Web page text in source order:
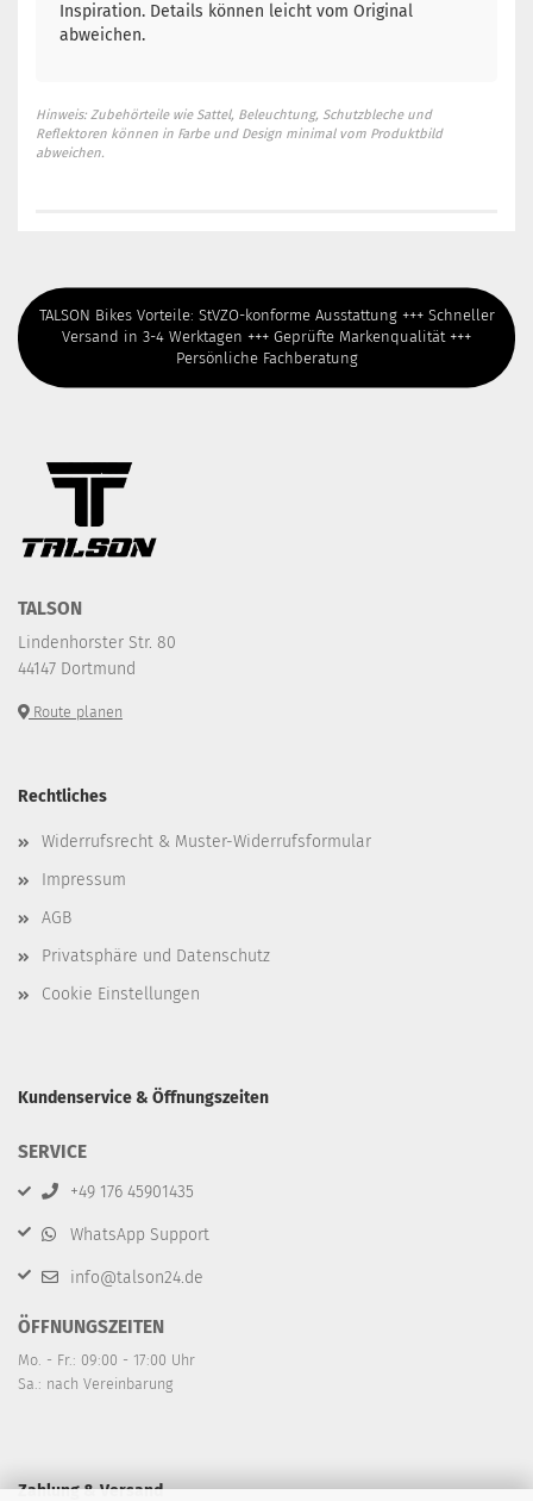
Inspiration. Details können leicht vom Original
abweichen.
Hinweis: Zubehörteile wie Sattel, Beleuchtung, Schutzbleche und
Reflektoren können in Farbe und Design minimal vom Produktbild
abweichen.
TALSON Bikes Vorteile: StVZO-konforme Ausstattung +++ Schneller
Versand in 3-4 Werktagen +++ Geprüfte Markenqualität +++
Persönliche Fachberatung
TALSON
Lindenhorster Str. 80
44147 Dortmund
Route planen
Rechtliches
Widerrufsrecht & Muster-Widerrufsformular
Impressum
AGB
Privatsphäre und Datenschutz
Cookie Einstellungen
Kundenservice & Öffnungszeiten
SERVICE
+49 176 45901435
WhatsApp Support
info@talson24.de
ÖFFNUNGSZEITEN
Mo. - Fr.: 09:00 - 17:00 Uhr
Sa.: nach Vereinbarung
Zahlung & Versand